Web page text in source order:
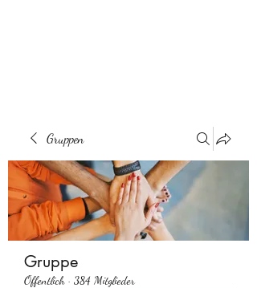
Gruppen
Gruppe
Öffentlich · 384 Mitglieder